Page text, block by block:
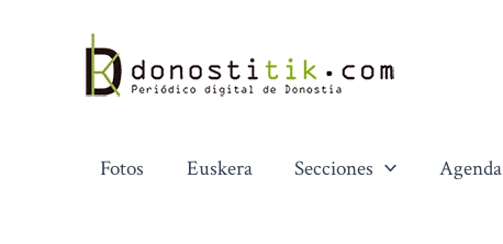
contenido
Fotos Euskera Secciones Agenda